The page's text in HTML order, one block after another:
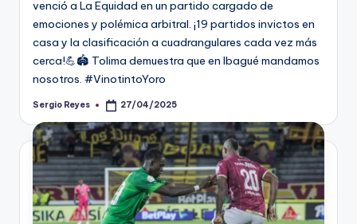
venció a La Equidad en un partido cargado de
emociones y polémica arbitral. ¡19 partidos invictos en
casa y la clasificación a cuadrangulares cada vez más
cerca!💪🏟️ Tolima demuestra que en Ibagué mandamos
nosotros. #VinotintoYoro
Publicado
Sergio Reyes 27/04/2025